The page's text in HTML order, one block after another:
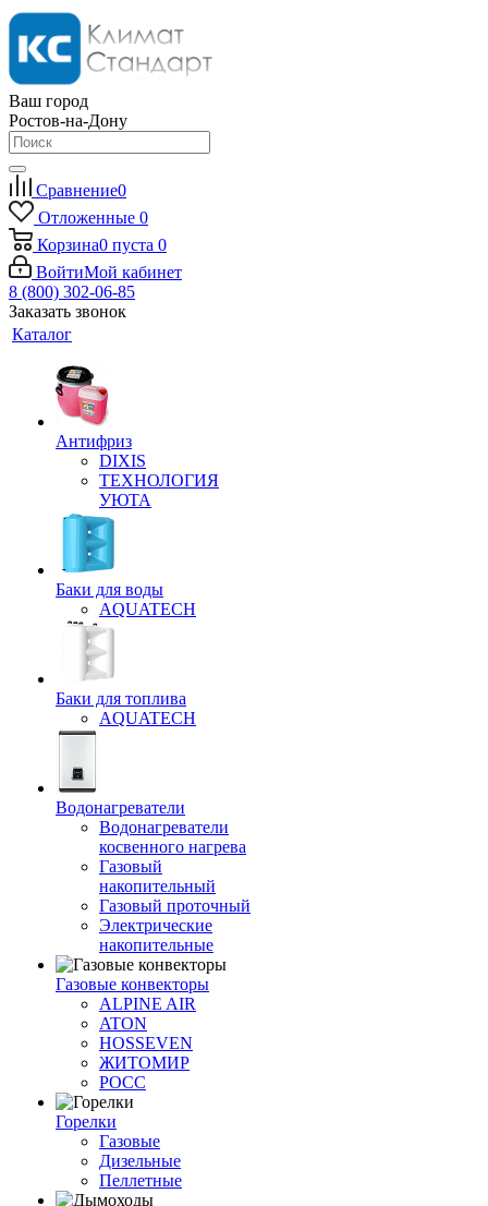
Ваш город
Ростов-на-Дону
Сравнение0
Отложенные 0
Корзина0 пуста 0
ВойтиМой кабинет
8 (800) 302-06-85
Заказать звонок
Каталог
Антифриз
DIXIS
ТЕХНОЛОГИЯ
УЮТА
Баки для воды
AQUATECH
Баки для топлива
AQUATECH
Водонагреватели
Водонагреватели
косвенного нагрева
Газовый
накопительный
Газовый проточный
Электрические
накопительные
Газовые конвекторы
ALPINE AIR
ATON
HOSSEVEN
ЖИТОМИР
РОСС
Горелки
Газовые
Дизельные
Пеллетные